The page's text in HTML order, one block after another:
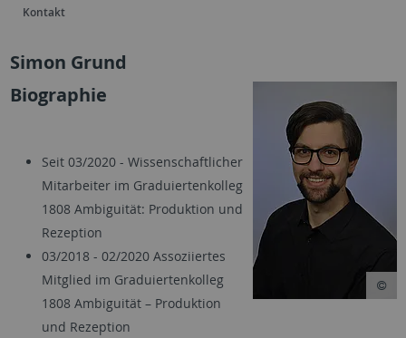
Kontakt
Simon Grund
Biographie
Seit 03/2020 - Wissenschaftlicher
Mitarbeiter im Graduiertenkolleg
1808 Ambiguität: Produktion und
Rezeption
03/2018 - 02/2020 Assoziiertes
Mitglied im Graduiertenkolleg
1808 Ambiguität – Produktion
und Rezeption